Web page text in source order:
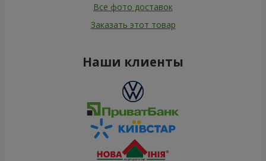
Все фото доставок
Заказать этот товар
Наши клиенты